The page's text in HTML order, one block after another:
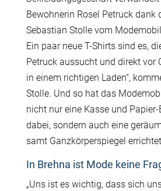
Bewohnerin Rosel Petruck dank
Sebastian Stolle vom
Ein paar neue T-Shirts sind es,
Petruck aussucht und direkt vor
in einem richtigen Laden“,
Stolle. Und so hat das
nicht nur eine Kasse und
dabei, sondern auch eine
samt Ganzkörperspiegel
In Brehna ist Mode keine
„Uns ist es wichtig, dass sich